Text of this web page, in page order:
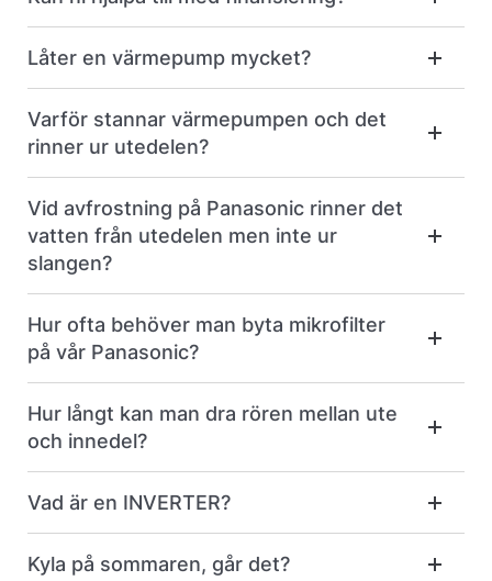
Låter en värmepump mycket?
Varför stannar värmepumpen och det
rinner ur utedelen?
Vid avfrostning på Panasonic rinner det
vatten från utedelen men inte ur
slangen?
Hur ofta behöver man byta mikrofilter
på vår Panasonic?
Hur långt kan man dra rören mellan ute
och innedel?
Vad är en INVERTER?
Kyla på sommaren, går det?